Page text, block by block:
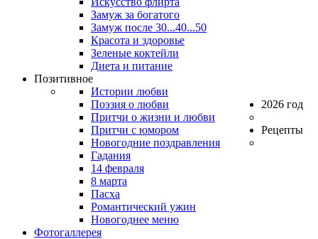
Замуж за богатого
Замуж после 30...40...50
Красота и здоровье
Зеленые коктейли
Диета и питание
Позитивное
Истории любви
Поэзия о любви
Притчи о жизни и любви
Притчи с юмором
2026 год
Новогодние поздравления
Гадания
14 февраля
8 марта
Рецепты
Пасха
Романтический ужин
Новогоднее меню
Фотогаллерея